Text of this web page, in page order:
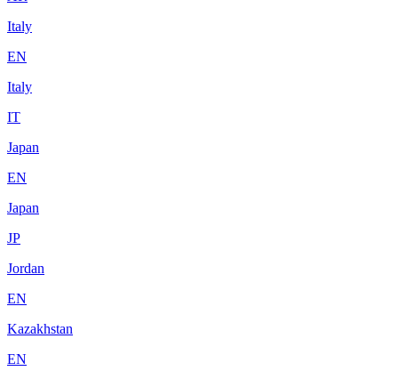
Italy
EN
Italy
IT
Japan
EN
Japan
JP
Jordan
EN
Kazakhstan
EN